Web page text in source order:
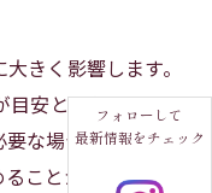
きく影響します。
目安とされており、
な場合もありま
ことが大切です。
フォローして
最新情報をチェック